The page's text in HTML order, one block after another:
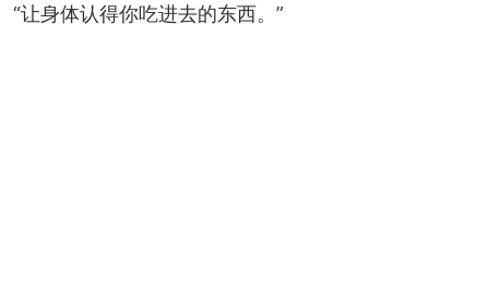
“让身体认得你吃进去的东西。”